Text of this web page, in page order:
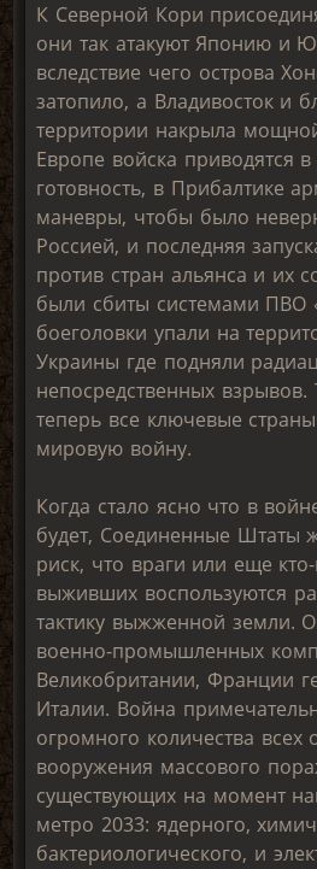
К Северной Кори
они так атакуют Японию и
вследствие чего острова
затопило, а Владивосток и
территории накрыла
Европе войска приводятся
готовность, в Прибалтике
маневры, чтобы было
Россией, и последняя
против стран альянса и их
были сбиты системами ПВО
боеголовки упали на
Украины где подняли
непосредственных
теперь все ключевые
мировую войну.
Когда стало ясно что в
будет, Соединенные Штаты
риск, что враги или еще
выживших воспользуются
тактику выжженной земли.
военно-промышленных
Великобритании, Франции
Италии. Война
огромного количества всех
вооружения массового
существующих на момент
метро 2033: ядерного,
бактериологического, и